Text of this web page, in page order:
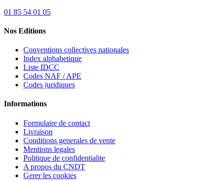
01 85 54 01 05
Nos Editions
Conventions collectives nationales
Index alphabetique
Liste IDCC
Codes NAF / APE
Codes juridiques
Informations
Formulaire de contact
Livraison
Conditions generales de vente
Mentions legales
Politique de confidentialite
A propos du CNDT
Gerer les cookies